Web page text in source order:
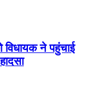
ने पहुंचाई